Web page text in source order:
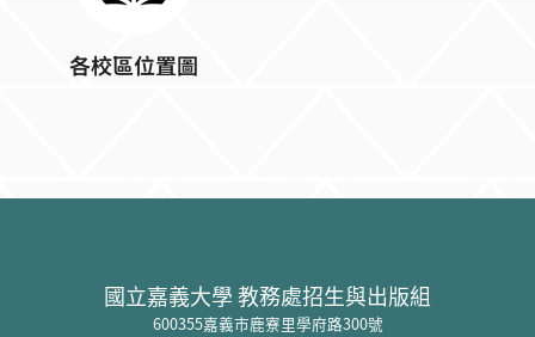
各校區位置圖
國立嘉義大學 教務處招生與出版組
600355嘉義市鹿寮里學府路300號